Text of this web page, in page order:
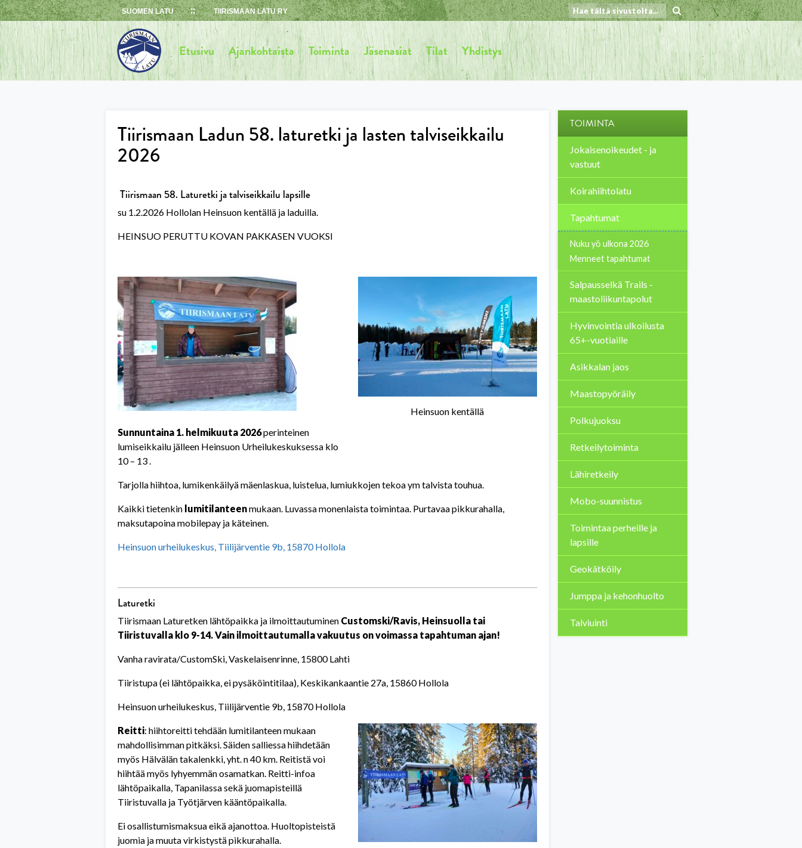
Skip
to
content
SUOMEN LATU TIIRISMAAN LATU RY
Etusivu Ajankohtaista Toiminta Jäsenasiat Tilat Yhdistys
Tiirismaan Ladun 58. laturetki ja lasten talviseikkailu
2026
Tiirismaan 58. Laturetki ja talviseikkailu lapsille
su 1.2.2026 Hollolan Heinsuon kentällä ja laduilla.
HEINSUO PERUTTU KOVAN PAKKASEN VUOKSI
Heinsuon kentällä
Sunnuntaina 1. helmikuuta 2026perinteinen
lumiseikkailu jälleen Heinsuon Urheilukeskuksessa klo
10 – 13 .
Tarjolla hiihtoa, lumikenkäilyä mäenlaskua, luistelua, lumiukkojen tekoa ym talvista touhua.
Kaikki tietenkin lumitilanteenmukaan. Luvassa monenlaista toimintaa. Purtavaa pikkurahalla,
maksutapoina mobilepay ja käteinen.
Heinsuon urheilukeskus, Tiilijärventie 9b, 15870 Hollola
Laturetki
Tiirismaan Laturetken lähtöpaikka ja ilmoittautuminen Customski/Ravis, Heinsuolla tai
Tiiristuvalla klo 9-14. Vain ilmoittautumalla vakuutus on voimassa tapahtuman ajan!
Vanha ravirata/CustomSki, Vaskelaisenrinne, 15800 Lahti
Tiiristupa (ei lähtöpaikka, ei pysäköintitilaa), Keskikankaantie 27a, 15860 Hollola
Heinsuon urheilukeskus, Tiilijärventie 9b, 15870 Hollola
Reitti: hiihtoreitti tehdään lumitilanteen mukaan
mahdollisimman pitkäksi. Säiden salliessa hiihdetään
myös Hälvälän takalenkki, yht. n 40 km. Reitistä voi
hiihtää myös lyhyemmän osamatkan. Reitti-infoa
lähtöpaikalla, Tapanilassa sekä juomapisteillä
Tiiristuvalla ja Työtjärven kääntöpaikalla.
Ei osallistumismaksua eikä ajanottoa. Huoltopisteistä
juomia ja muuta virkistystä pikkurahalla.
TOIMINTA
Jokaisenoikeudet - ja
vastuut
Koirahiihtolatu
Tapahtumat
Nuku yö ulkona 2026
Menneet tapahtumat
Salpausselkä Trails -
maastoliikuntapolut
Hyvinvointia ulkoilusta
65+-vuotiaille
Asikkalan jaos
Maastopyöräily
Polkujuoksu
Retkeilytoiminta
Lähiretkeily
Mobo-suunnistus
Toimintaa perheille ja
lapsille
Geokätköily
Jumppa ja kehonhuolto
Talviuinti